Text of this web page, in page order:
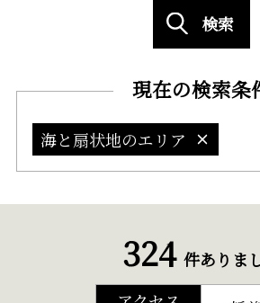
検索
現在の検索条
海と扇状地のエリア
324 件ありま